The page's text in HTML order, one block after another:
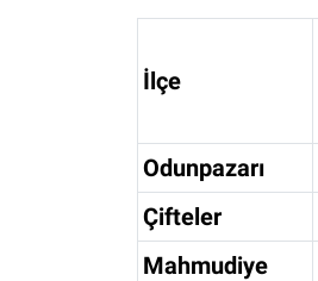
İlçe
Odunpazarı
Çifteler
Mahmudiye